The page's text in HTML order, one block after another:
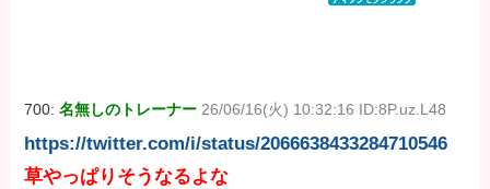
700:名無しのトレーナー 26/06/16(火) 10:32:16 ID:8P.uz.L48
https://twitter.com/i/status/2066638433284710546
草やっぱりそうなるよな